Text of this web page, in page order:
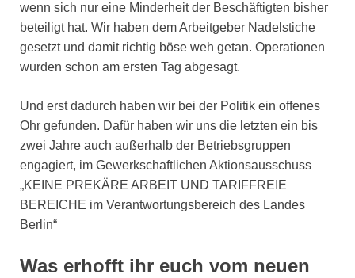
wenn sich nur eine Minderheit der Beschäftigten bisher
beteiligt hat. Wir haben dem Arbeitgeber Nadelstiche
gesetzt und damit richtig böse weh getan. Operationen
wurden schon am ersten Tag abgesagt.
Und erst dadurch haben wir bei der Politik ein offenes
Ohr gefunden. Dafür haben wir uns die letzten ein bis
zwei Jahre auch außerhalb der Betriebsgruppen
engagiert, im Gewerkschaftlichen Aktionsausschuss
„KEINE PREKÄRE ARBEIT UND TARIFFREIE
BEREICHE im Verantwortungsbereich des Landes
Berlin“
Was erhofft ihr euch vom neuen